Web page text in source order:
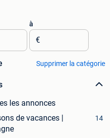
à
€
Supprimer la catégorie
les annonces
de vacances |
14